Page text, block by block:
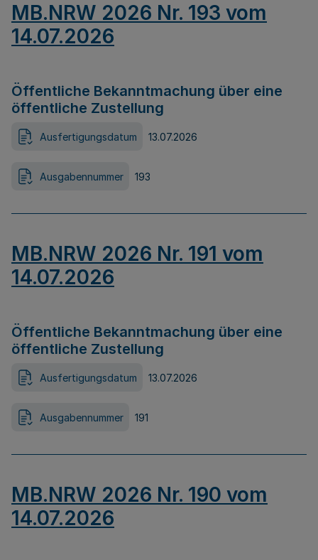
MB.NRW 2026 Nr. 193 vom
14.07.2026
Öffentliche Bekanntmachung über eine
öffentliche Zustellung
Ausfertigungsdatum 13.07.2026
Ausgabennummer 193
MB.NRW 2026 Nr. 191 vom
14.07.2026
Öffentliche Bekanntmachung über eine
öffentliche Zustellung
Ausfertigungsdatum 13.07.2026
Ausgabennummer 191
MB.NRW 2026 Nr. 190 vom
14.07.2026